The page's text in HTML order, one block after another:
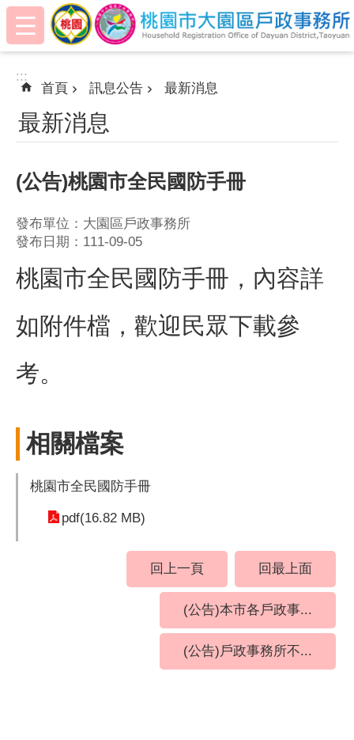
跳到主要內容區塊
:::
:::
首頁 訊息公告 最新消息
最新消息
(公告)桃園市全民國防手冊
發布單位：大園區戶政事務所
發布日期：111-09-05
桃園市全民國防手冊，內容詳
如附件檔，歡迎民眾下載參
考。
相關檔案
桃園市全民國防手冊
pdf(16.82 MB)
回上一頁 回最上面
(公告)本市各戶政事...
(公告)戶政事務所不...